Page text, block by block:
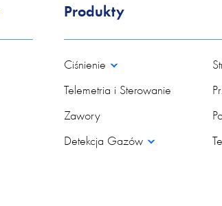
Produkty
Ciśnienie
Telemetria i Sterowanie
Zawory
Detekcja Gazów